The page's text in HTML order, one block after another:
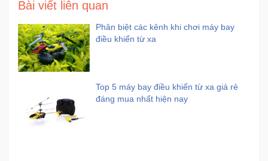
Bài viết liên quan
Phân biệt các kênh khi chơi máy bay
điều khiển từ xa
Top 5 máy bay điều khiển từ xa giá rẻ
đáng mua nhất hiện nay